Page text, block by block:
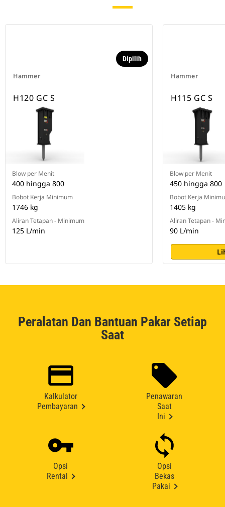
Hammer
Dipilih
H120 GC S
Blow per Menit
400 hingga 800
Bobot Kerja Minimum
1746 kg
Aliran Tetapan - Minimum
125 L/min
Hammer
H115 GC S
Blow per Menit
450 hingga 800
Bobot Kerja
1405 kg
Aliran Tetapan -
90 L/min
Peralatan Dan Bantuan Pakar Setiap
Saat
Kalkulator
Pembayaran
Penawaran
Saat
Ini
Opsi
Rental
Opsi
Bekas
Pakai